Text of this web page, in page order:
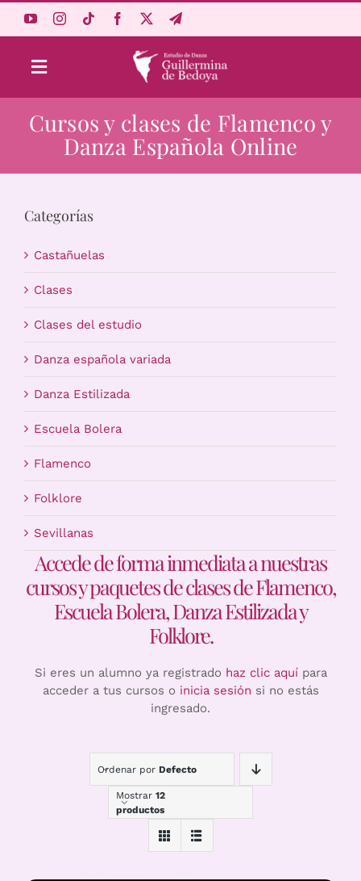
Toggle
Navigation
Aprende Online
Estudio
Carrito
Cursos y clases de Flamenco y
Danza Española Online
Categorías
Castañuelas
Clases
Clases del estudio
Danza española variada
Danza Estilizada
Escuela Bolera
Flamenco
Folklore
Sevillanas
Accede de forma inmediata a nuestras
cursos y paquetes de clases de Flamenco,
Escuela Bolera, Danza Estilizada y
Folklore.
Si eres un alumno ya registrado haz clic aquípara
acceder a tus cursos o inicia sesión si no estás
ingresado.
Ordenar por Defecto
Mostrar 12
productos